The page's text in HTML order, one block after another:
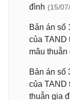
đình (15/
Bản án số
của TAND
mâu thuẫn
Bản án số
của TAND
thuẫn gia